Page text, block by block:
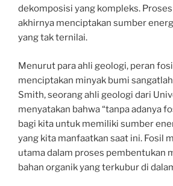
dekomposisi yang kompleks.
akhirnya menciptakan sumber
yang tak ternilai.
Menurut para ahli geologi, peran
menciptakan minyak bumi
Smith, seorang ahli geologi dari
menyatakan bahwa “tanpa adanya
bagi kita untuk memiliki sumber
yang kita manfaatkan saat ini. Fosil
utama dalam proses pembentukan
bahan organik yang terkubur di